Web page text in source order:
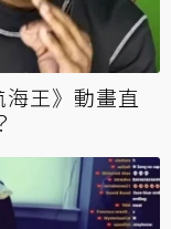
王》動畫直